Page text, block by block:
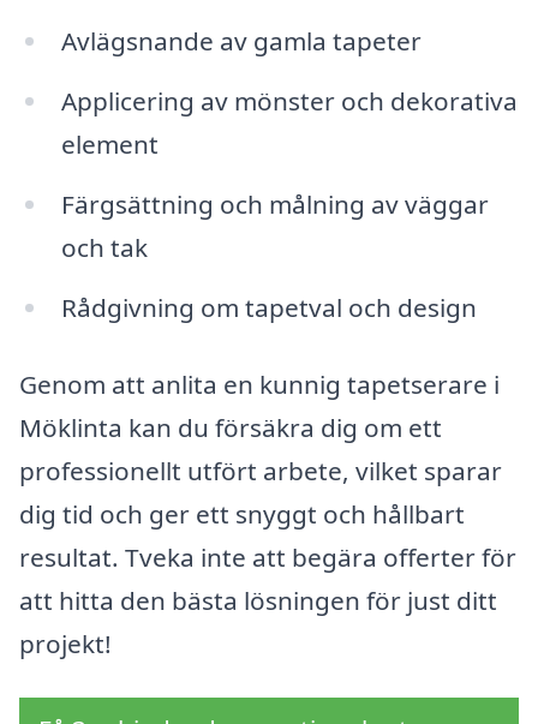
Avlägsnande av gamla tapeter
Applicering av mönster och dekorativa
element
Färgsättning och målning av väggar
och tak
Rådgivning om tapetval och design
Genom att anlita en kunnig tapetserare i
Möklinta kan du försäkra dig om ett
professionellt utfört arbete, vilket sparar
dig tid och ger ett snyggt och hållbart
resultat. Tveka inte att begära offerter för
att hitta den bästa lösningen för just ditt
projekt!